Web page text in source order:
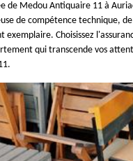
de Medou Antiquaire 11 à
de compétence technique,
exemplaire. Choisissez
qui transcende vos